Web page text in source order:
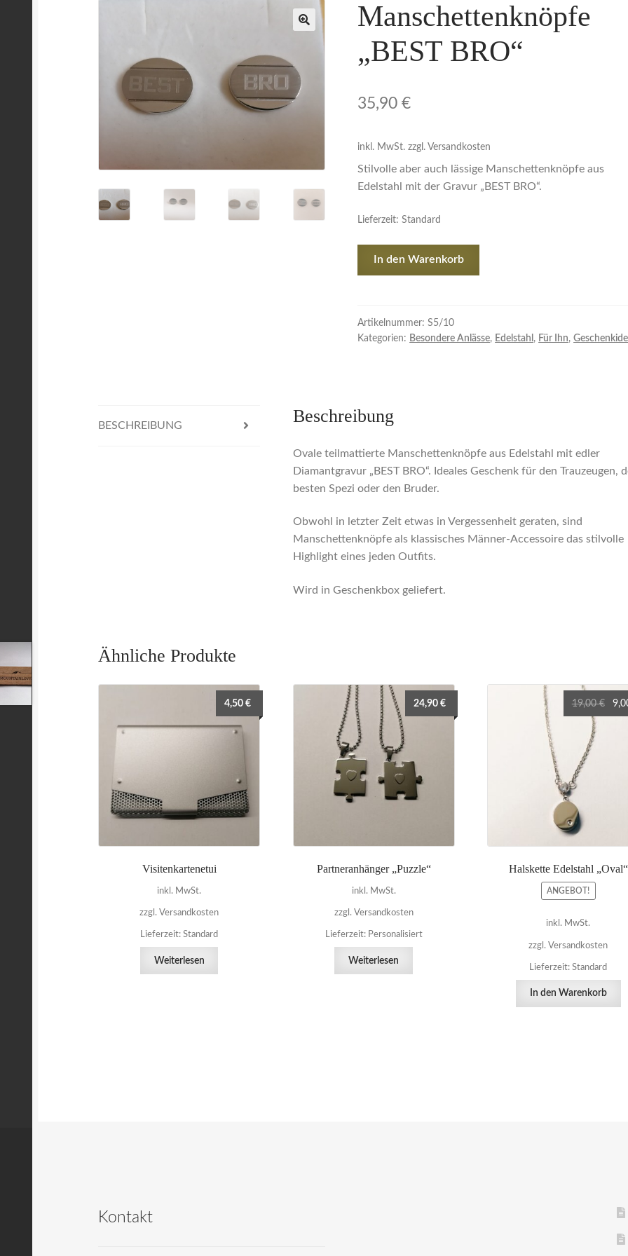
Manschettenknöpfe
„BEST BRO“
35,90€
inkl. MwSt. zzgl. Versandkosten
Stilvolle aber auch lässige Manschettenknöpfe aus
Edelstahl mit der Gravur „BEST BRO“.
Lieferzeit:Standard
In den Warenkorb
Artikelnummer:S5/10
Kategorien: Besondere Anlässe, Edelstahl , Für Ihn,
BESCHREIBUNG Beschreibung
Ovale teilmattierte Manschettenknöpfe aus Edelstahl mit edler
Diamantgravur „BEST BRO“. Ideales Geschenk für den Trauzeugen,
besten Spezi oder den Bruder.
Obwohl in letzter Zeit etwas in Vergessenheit geraten, sind
Manschettenknöpfe als klassisches Männer-Accessoire das stilvolle
Highlight eines jeden Outfits.
Wird in Geschenkbox geliefert.
Ähnliche Produkte
Visitenkartenetui
4,50€
inkl. MwSt.
zzgl. Versandkosten
Lieferzeit:Standard
Weiterlesen
Partneranhänger „Puzzle“
24,90 €
inkl. MwSt.
zzgl. Versandkosten
Lieferzeit: Personalisiert
Weiterlesen
Halskette Edelstahl „Oval“
ANGEBOT!
19,00€
Preis
inkl. MwSt.
zzgl. Versandkosten
Lieferzeit:Standard
In den Warenkorb
Kontakt